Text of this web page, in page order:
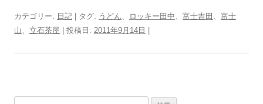
カテゴリー: 日記 | タグ: うどん、 ロッキー田中、 富士吉田 、 富士
山、 立石茶屋 | 投稿日: 2011年9月14日